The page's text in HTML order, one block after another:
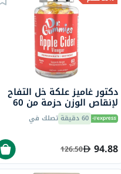
دكتور غاميز علكة خل التفاح
لإنقاص الوزن حزمة من 60
60 دقيقة تصلك في
94.88
126.50